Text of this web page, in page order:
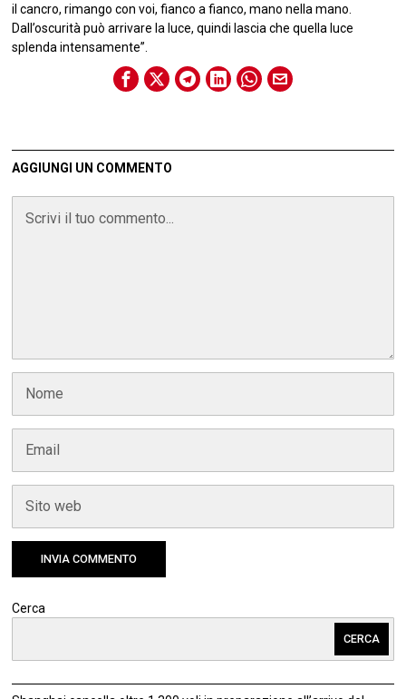
il cancro, rimango con voi, fianco a fianco, mano nella mano.
Dall’oscurità può arrivare la luce, quindi lascia che quella luce
splenda intensamente”.
AGGIUNGI UN COMMENTO
Cerca
CERCA